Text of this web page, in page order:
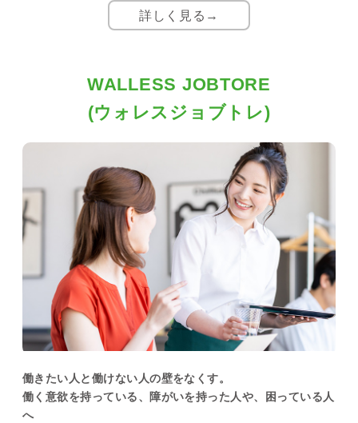
詳しく見る→
WALLESS JOBTORE
(ウォレスジョブトレ)
働きたい人と働けない人の壁をなくす。
働く意欲を持っている、障がいを持った人や、困っている人
へ